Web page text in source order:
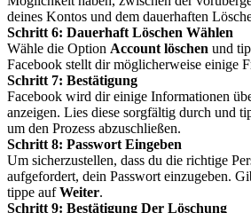
deines Kontos und dem dauerhaften
Schritt 6: Dauerhaft Löschen Wählen
Wähle die Option Account löschen und
Facebook stellt dir möglicherweise einige
Schritt 7: Bestätigung
Facebook wird dir einige Informationen
anzeigen. Lies diese sorgfältig durch und
um den Prozess abzuschließen.
Schritt 8: Passwort Eingeben
Um sicherzustellen, dass du die richtige
aufgefordert, dein Passwort einzugeben.
tippe aufWeiter.
Schritt 9: Bestätigung Der Löschung